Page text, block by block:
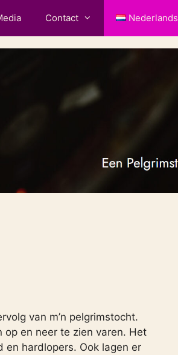
Contact Nederlands
van m’n pelgrimstocht.
en neer te zien varen. Het
en hardlopers. Ook lagen er